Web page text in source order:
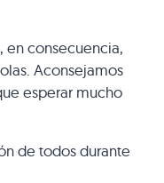
en consecuencia,
Aconsejamos
esperar mucho
de todos durante